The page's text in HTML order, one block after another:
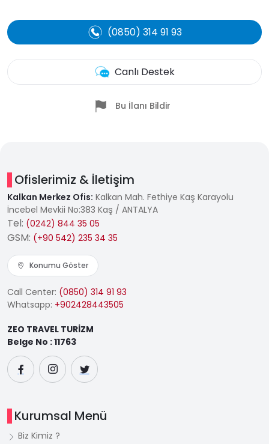
(0850) 314 91 93
Canlı Destek
Bu İlanı Bildir
Ofislerimiz & İletişim
Kalkan Merkez Ofis: Kalkan Mah. Fethiye Kaş Karayolu
İncebel Mevkii No:383 Kaş / ANTALYA
Tel: (0242) 844 35 05
GSM: (+90 542) 235 34 35
Konumu Göster
Call Center: (0850) 314 91 93
Whatsapp: +902428443505
ZEO TRAVEL TURİZM
Belge No : 11763
Kurumsal Menü
Biz Kimiz ?